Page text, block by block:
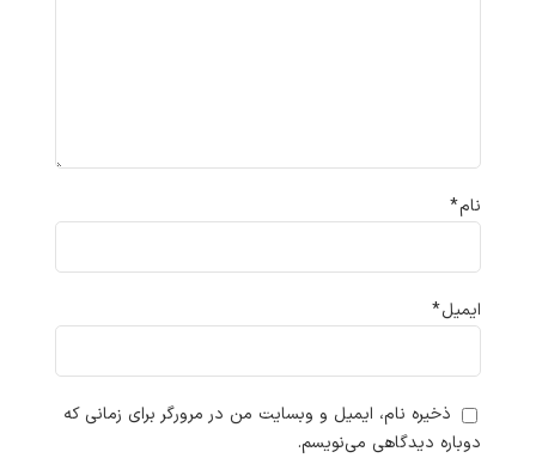
نام*
ایمیل*
ذخیره نام، ایمیل و وبسایت من در مرورگر برای زمانی که
دوباره دیدگاهی می‌نویسم.